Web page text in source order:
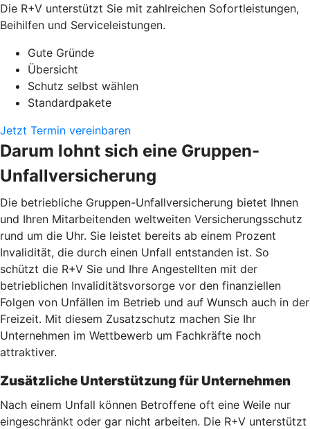
Die R+V unterstützt Sie mit zahlreichen Sofortleistungen,
Beihilfen und Serviceleistungen.
Gute Gründe
Übersicht
Schutz selbst wählen
Standardpakete
Jetzt Termin vereinbaren
Darum lohnt sich eine Gruppen-
Unfallversicherung
Die betriebliche Gruppen-Unfallversicherung bietet Ihnen
und Ihren Mitarbeitenden weltweiten Versicherungsschutz
rund um die Uhr. Sie leistet bereits ab einem Prozent
Invalidität, die durch einen Unfall entstanden ist. So
schützt die R+V Sie und Ihre Angestellten mit der
betrieblichen Invaliditätsvorsorge vor den finanziellen
Folgen von Unfällen im Betrieb und auf Wunsch auch in der
Freizeit. Mit diesem Zusatzschutz machen Sie Ihr
Unternehmen im Wettbewerb um Fachkräfte noch
attraktiver.
Zusätzliche Unterstützung für Unternehmen
Nach einem Unfall können Betroffene oft eine Weile nur
eingeschränkt oder gar nicht arbeiten. Die R+V unterstützt